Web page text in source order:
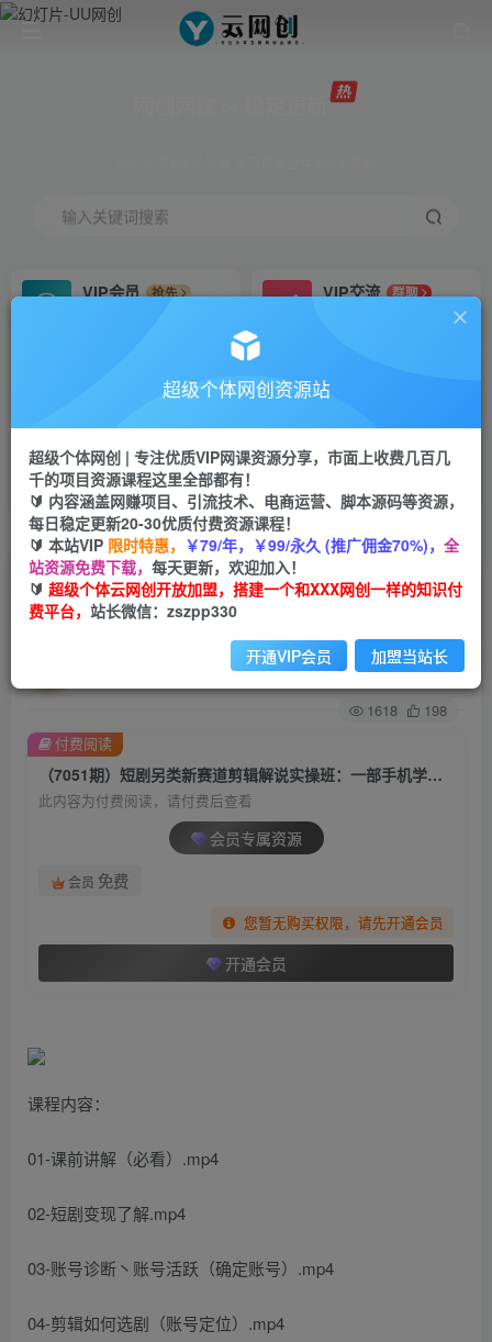
输入关键词搜索
VIP会员
抢先
VIP交流
群聊
研究探讨更多创业项目路子。
会员专属推广链接
招募站长
挂机
项目
脚本卡密
APP下载
GO
首页 创业课程 会员专属 正文
（7051期）短剧另类新赛道剪辑解说实操班：一
部手机学习短剧账号运营（29节 价值500）
关注 私信
1618 198
（7051期）短剧另类新赛道剪辑解说实操班：一部手机学习短剧账号运营（29节 价值500）
此内容为付费阅读，请付费后查看
会员专属资源
会员 免费
您暂无购买权限，请先开通会员
开通会员
付费阅读
课程内容：
01-课前讲解（必看）.mp4
02-短剧变现了解.mp4
03-账号诊断丶账号活跃（确定账号）.mp4
04-剪辑如何选剧（账号定位）.mp4
超级个体网创资源站
超级个体网创 | 专注优质VIP网课资源分享，市面上收费几百几
千的项目资源课程这里全部都有！
🔰 内容涵盖网赚项目、引流技术、电商运营、脚本源码等资源，
每日稳定更新20-30优质付费资源课程！
🔰 本站VIP 限时特惠， ￥79/年，￥99/永久 (推广佣金70%)， 全
站资源免费下载， 每天更新，欢迎加入！
🔰 超级个体云网创开放加盟，搭建一个和XXX网创一样的知识付
费平台， 站长微信：zszpp330
开通VIP会员 加盟当站长